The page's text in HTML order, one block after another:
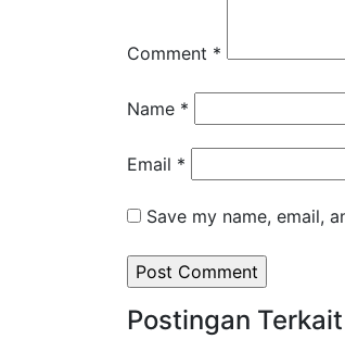
Comment *
Name *
Email *
Save my name, email,
Postingan Terkait